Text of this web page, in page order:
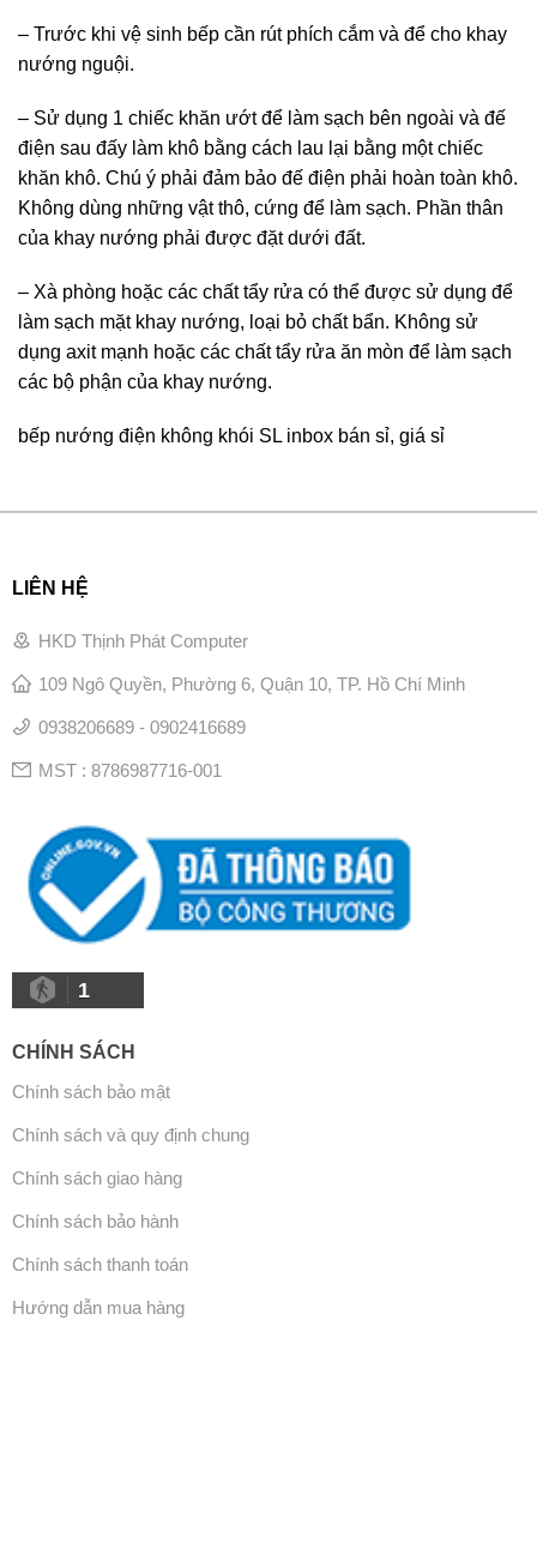
– Trước khi vệ sinh bếp cần rút phích cắm và để cho khay
nướng nguội.
– Sử dụng 1 chiếc khăn ướt để làm sạch bên ngoài và đế
điện sau đấy làm khô bằng cách lau lại bằng một chiếc
khăn khô. Chú ý phải đảm bảo đế điện phải hoàn toàn khô.
Không dùng những vật thô, cứng để làm sạch. Phần thân
của khay nướng phải được đặt dưới đất.
– Xà phòng hoặc các chất tẩy rửa có thể được sử dụng để
làm sạch mặt khay nướng, loại bỏ chất bẩn. Không sử
dụng axit mạnh hoặc các chất tẩy rửa ăn mòn để làm sạch
các bộ phận của khay nướng.
bếp nướng điện không khói SL inbox bán sỉ, giá sỉ
LIÊN HỆ
HKD Thịnh Phát Computer
109 Ngô Quyền, Phường 6, Quận 10, TP. Hồ Chí Minh
0938206689 - 0902416689
MST : 8786987716-001
1
CHÍNH SÁCH
Chính sách bảo mật
Chính sách và quy định chung
Chính sách giao hàng
Chính sách bảo hành
Chính sách thanh toán
Hướng dẫn mua hàng